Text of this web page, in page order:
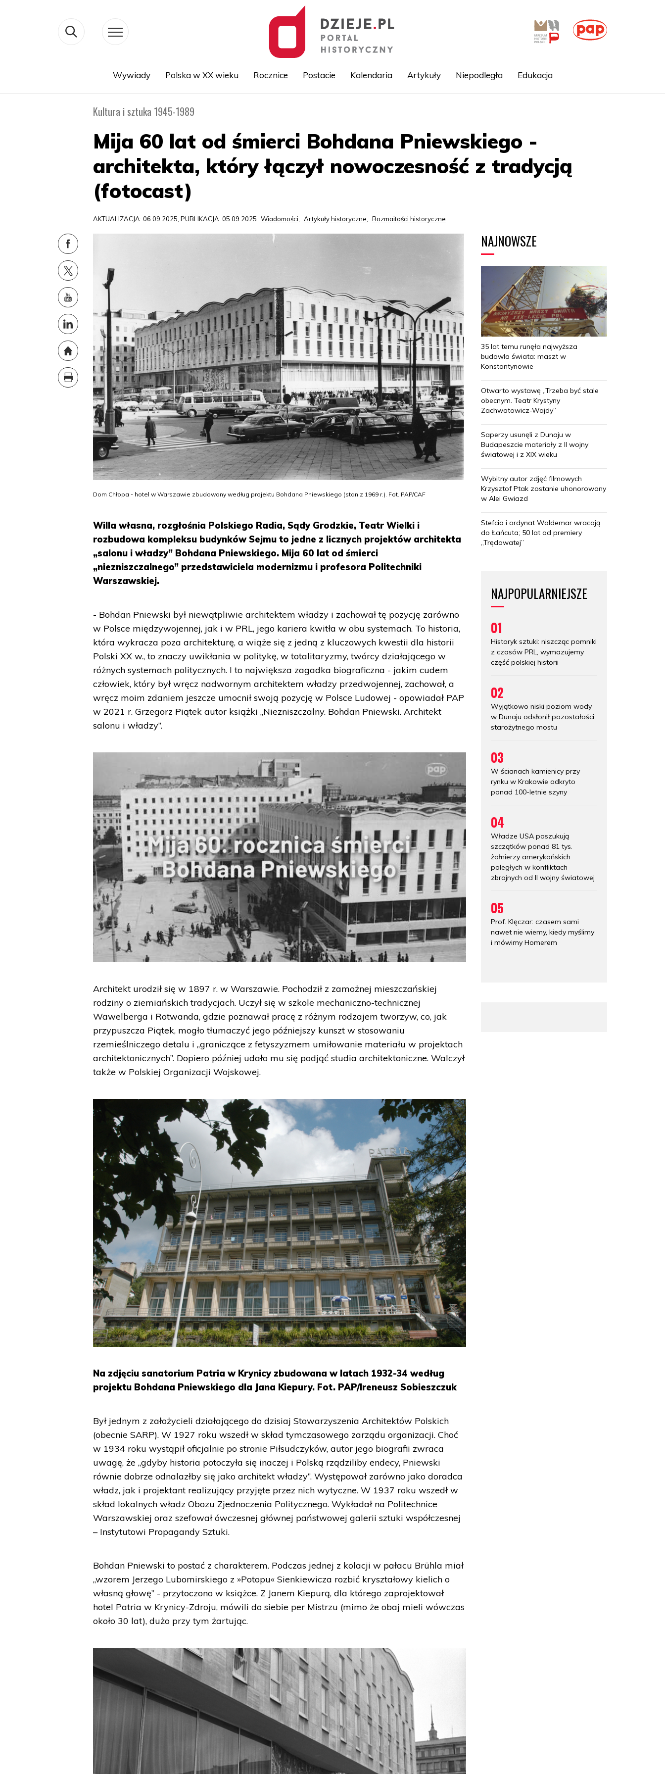
Wywiady Polska w XX wieku Rocznice Postacie Kalendaria Artykuły Niepodległa Edukacja
Kultura i sztuka 1945-1989
Mija 60 lat od śmierci Bohdana Pniewskiego -
architekta, który łączył nowoczesność z tradycją
(fotocast)
AKTUALIZACJA: 06.09.2025, PUBLIKACJA: 05.09.2025 Wiadomości, Artykuły historyczne, Rozmaitości historyczne
Dom Chłopa - hotel w Warszawie zbudowany według projektu Bohdana Pniewskiego (stan z 1969 r.). Fot. PAP/CAF
Willa własna, rozgłośnia Polskiego Radia, Sądy Grodzkie, Teatr Wielki i
rozbudowa kompleksu budynków Sejmu to jedne z licznych projektów architekta
„salonu i władzy” Bohdana Pniewskiego. Mija 60 lat od śmierci
„niezniszczalnego” przedstawiciela modernizmu i profesora Politechniki
Warszawskiej.
- Bohdan Pniewski był niewątpliwie architektem władzy i zachował tę pozycję zarówno
w Polsce międzywojennej, jak i w PRL, jego kariera kwitła w obu systemach. To historia,
która wykracza poza architekturę, a wiąże się z jedną z kluczowych kwestii dla historii
Polski XX w., to znaczy uwikłania w politykę, w totalitaryzmy, twórcy działającego w
różnych systemach politycznych. I to największa zagadka biograficzna - jakim cudem
człowiek, który był wręcz nadwornym architektem władzy przedwojennej, zachował, a
wręcz moim zdaniem jeszcze umocnił swoją pozycję w Polsce Ludowej - opowiadał PAP
w 2021 r. Grzegorz Piątek autor książki „Niezniszczalny. Bohdan Pniewski. Architekt
salonu i władzy”.
Architekt urodził się w 1897 r. w Warszawie. Pochodził z zamożnej mieszczańskiej
rodziny o ziemiańskich tradycjach. Uczył się w szkole mechaniczno-technicznej
Wawelberga i Rotwanda, gdzie poznawał pracę z różnym rodzajem tworzyw, co, jak
przypuszcza Piątek, mogło tłumaczyć jego późniejszy kunszt w stosowaniu
rzemieślniczego detalu i „graniczące z fetyszyzmem umiłowanie materiału w projektach
architektonicznych”. Dopiero później udało mu się podjąć studia architektoniczne. Walczył
także w Polskiej Organizacji Wojskowej.
Na zdjęciu sanatorium Patria w Krynicy zbudowana w latach 1932-34 według
projektu Bohdana Pniewskiego dla Jana Kiepury. Fot. PAP/Ireneusz Sobieszczuk
Był jednym z założycieli działającego do dzisiaj Stowarzyszenia Architektów Polskich
(obecnie SARP). W 1927 roku wszedł w skład tymczasowego zarządu organizacji. Choć
w 1934 roku wystąpił oficjalnie po stronie Piłsudczyków, autor jego biografii zwraca
uwagę, że „gdyby historia potoczyła się inaczej i Polską rządziliby endecy, Pniewski
równie dobrze odnalazłby się jako architekt władzy”. Występował zarówno jako doradca
władz, jak i projektant realizujący przyjęte przez nich wytyczne. W 1937 roku wszedł w
skład lokalnych władz Obozu Zjednoczenia Politycznego. Wykładał na Politechnice
Warszawskiej oraz szefował ówczesnej głównej państwowej galerii sztuki współczesnej
– Instytutowi Propagandy Sztuki.
Bohdan Pniewski to postać z charakterem. Podczas jednej z kolacji w pałacu Brühla miał
„wzorem Jerzego Lubomirskiego z »Potopu« Sienkiewicza rozbić kryształowy kielich o
własną głowę” - przytoczono w książce. Z Janem Kiepurą, dla którego zaprojektował
hotel Patria w Krynicy-Zdroju, mówili do siebie per Mistrzu (mimo że obaj mieli wówczas
około 30 lat), dużo przy tym żartując.
NAJNOWSZE
35 lat temu runęła najwyższa
budowla świata: maszt w
Konstantynowie
Otwarto wystawę „Trzeba być stale
obecnym. Teatr Krystyny
Zachwatowicz-Wajdy”
Saperzy usunęli z Dunaju w
Budapeszcie materiały z II wojny
światowej i z XIX wieku
Wybitny autor zdjęć filmowych
Krzysztof Ptak zostanie uhonorowany
w Alei Gwiazd
Stefcia i ordynat Waldemar wracają
do Łańcuta; 50 lat od premiery
„Trędowatej”
NAJPOPULARNIEJSZE
01
Historyk sztuki: niszcząc pomniki
z czasów PRL, wymazujemy
część polskiej historii
02
Wyjątkowo niski poziom wody
w Dunaju odsłonił pozostałości
starożytnego mostu
03
W ścianach kamienicy przy
rynku w Krakowie odkryto
ponad 100-letnie szyny
04
Władze USA poszukują
szczątków ponad 81 tys.
żołnierzy amerykańskich
poległych w konfliktach
zbrojnych od II wojny światowej
05
Prof. Klęczar: czasem sami
nawet nie wiemy, kiedy myślimy
i mówimy Homerem